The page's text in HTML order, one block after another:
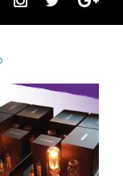
InstagramTwitter